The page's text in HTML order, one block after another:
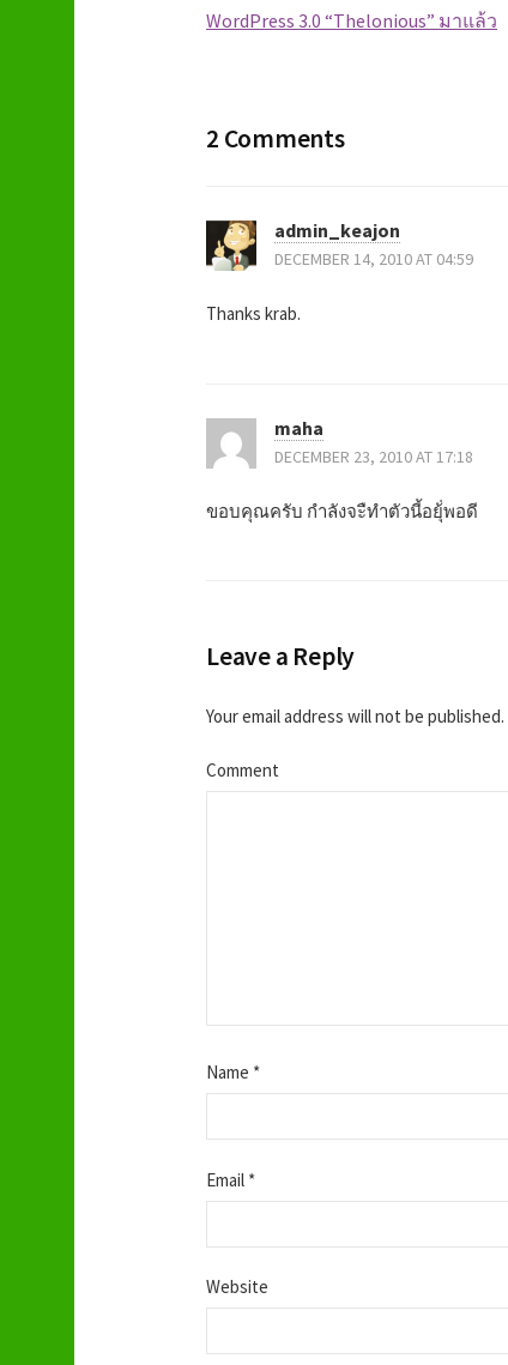
o
t
n
i
g
i
o
n
WordPress 3.0 “Thelonious” มาแล้ว
2 Comments
admin_keajon
DECEMBER 14, 2010 AT 04:59
Thanks krab.
maha
DECEMBER 23, 2010 AT 17:18
ขอบคุณครับ กำลังจะืทำตัวนี้อยุ้่พอดี
Leave a Reply
Your email address will not be published.
Comment
Name *
Email *
Website